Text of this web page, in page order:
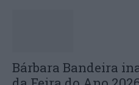
Bárbara Bandeira